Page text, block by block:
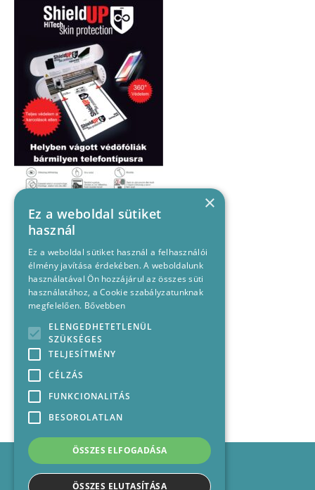
Impresszum
Médiajánlat
Felhasználási feltételek
×
Ez a weboldal sütiket
használ
Ez a weboldal sütiket használ a felhasználói
élmény javítása érdekében. A weboldalunk
használatával Ön hozzájárul az összes süti
használatához, a Cookie szabályzatunknak
megfelelően. Bővebben
ELENGEDHETETLENÜL
SZÜKSÉGES
TELJESÍTMÉNY
CÉLZÁS
FUNKCIONALITÁS
BESOROLATLAN
ÖSSZES ELFOGADÁSA
ÖSSZES ELUTASÍTÁSA